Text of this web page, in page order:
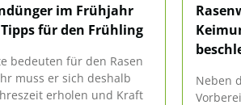
im Frühjahr
für den Frühling
bedeuten für den Rasen
muss er sich deshalb
erholen und Kraft
Neben